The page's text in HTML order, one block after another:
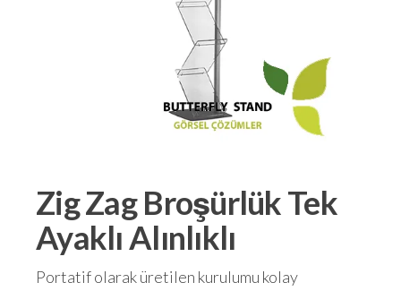
Zig Zag Broşürlük Tek
Ayaklı Alınlıklı
Portatif olarak üretilen kurulumu kolay